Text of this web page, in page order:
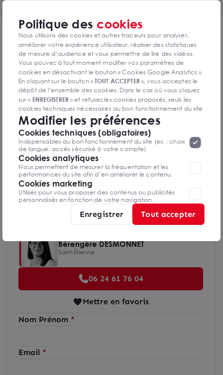
DPE & GES
Diagnostic de performance énergétique
Diagnostics DPE en cours de réalisation
Indice d'émission de gaz à effet de serre
Diagnostics GES en cours de réalisation
Bérengère DESMONNET
Saint-Étienne
06 24 61 76 04
Mettre en favoris
Nom Prénom
Email
Politique des cookies
Nous utilisons des cookies et autres traceurs pour analyser,
améliorer votre expérience utilisateur, réaliser des statistiques
de mesure d’audience et vous permettre de lire des vidéos.
Vous pouvez à tout moment modifier vos paramètres de
cookies en désactivant le bouton « Cookies Google Analytics ».
En cliquant sur le bouton «TOUT ACCEPTER», vous acceptez le
dépôt de l’ensemble des cookies. Dans le cas où vous cliquez
sur « ENREGISTRER» et refusez les cookies proposés, seuls les
cookies techniques nécessaires au bon fonctionnement du site
seront déposés. Pour plus d’informations, vous pouvez consulter
la page«Protection des données à caractère
personnel ».Lorsque vous naviguez sur notre site internet, il
peut être amenée à déposer des cookies. Vous avez la
possibilité de désactiver les cookies, ces réglages ne seront
valables que sur le navigateur que vous utilisez actuellement
Modifier les préférences
Cookies techniques (obligatoires)
Indispensables au bon fonctionnement du site (ex. : choix
de langue, accès sécurisé à votre compte).
Cookies analytiques
Nous permettent de mesurer la fréquentation et les
performances du site afin d’en améliorer le contenu.
Cookies marketing
Utilisés pour vous proposer des contenus ou publicités
personnalisés en fonction de votre navigation.
Enregistrer Tout accepter